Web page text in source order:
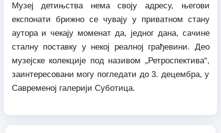
Музеј детињства нема своју адресу, његови
експонати брижно се чувају у приватном стану
аутора и чекају моменат да, једног дана, сачине
сталну поставку у некој реалној грађевини. Део
музејске колекције под називом „Ретроспектива“,
заинтересовани могу погледати до 3. децембра, у
Савременој галерији Суботица.